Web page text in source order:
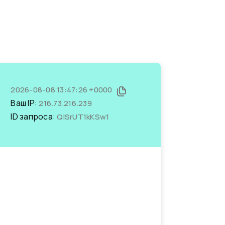
2026-08-08 13:47:26 +0000
Ваш IP:216.73.216.239
ID запроса:QlSrUT1kKSw1